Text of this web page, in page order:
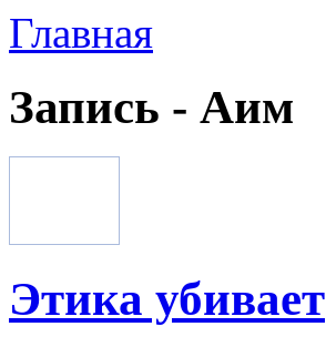
Главная
Запись - Аим
Этика убивает